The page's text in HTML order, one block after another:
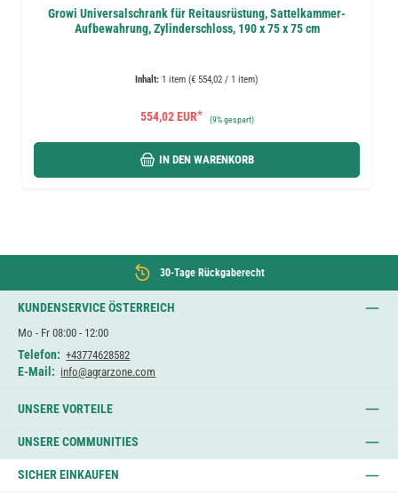
Growi Universalschrank für Reitausrüstung, Sattelkammer-
Aufbewahrung, Zylinderschloss, 190 x 75 x 75 cm
Inhalt: 1 item (€ 554,02 / 1 item)
554,02 EUR* (9%gespart)
IN DEN WARENKORB
30-Tage Rückgaberecht
KUNDENSERVICE ÖSTERREICH
Mo - Fr 08:00 - 12:00
Telefon: +43774628582
E-Mail: info@agrarzone.com
UNSERE VORTEILE
UNSERE COMMUNITIES
SICHER EINKAUFEN